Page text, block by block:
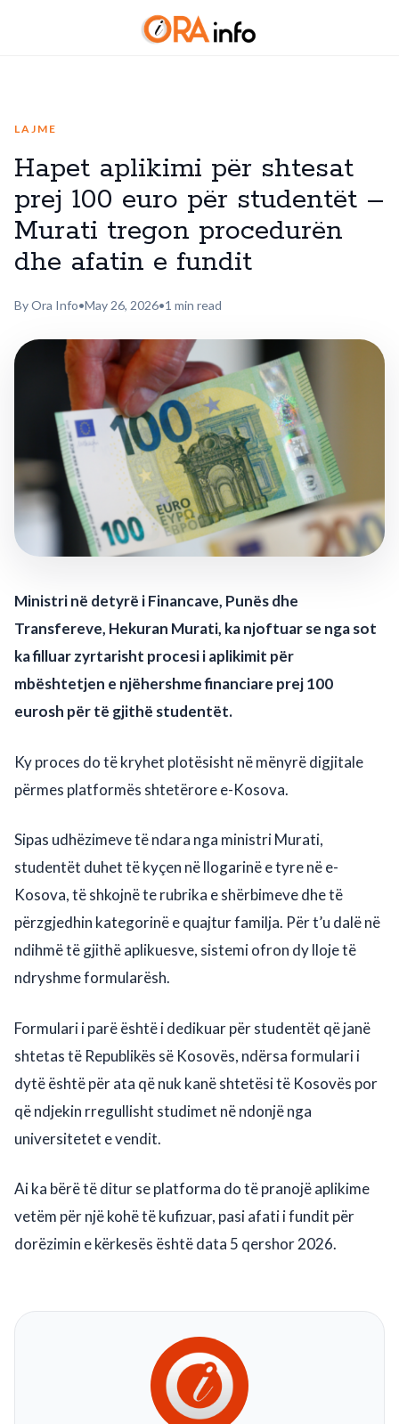
LAJME
Hapet aplikimi për shtesat
prej 100 euro për studentët –
Murati tregon procedurën
dhe afatin e fundit
By Ora Info•May 26, 2026•1 min read
Ministri në detyrë i Financave, Punës dhe
Transfereve, Hekuran Murati, ka njoftuar se nga sot
ka filluar zyrtarisht procesi i aplikimit për
mbështetjen e njëhershme financiare prej 100
eurosh për të gjithë studentët.
Ky proces do të kryhet plotësisht në mënyrë digjitale
përmes platformës shtetërore e-Kosova.
Sipas udhëzimeve të ndara nga ministri Murati,
studentët duhet të kyçen në llogarinë e tyre në e-
Kosova, të shkojnë te rubrika e shërbimeve dhe të
përzgjedhin kategorinë e quajtur familja. Për t’u dalë në
ndihmë të gjithë aplikuesve, sistemi ofron dy lloje të
ndryshme formularësh.
Formulari i parë është i dedikuar për studentët që janë
shtetas të Republikës së Kosovës, ndërsa formulari i
dytë është për ata që nuk kanë shtetësi të Kosovës por
që ndjekin rregullisht studimet në ndonjë nga
universitetet e vendit.
Ai ka bërë të ditur se platforma do të pranojë aplikime
vetëm për një kohë të kufizuar, pasi afati i fundit për
dorëzimin e kërkesës është data 5 qershor 2026.